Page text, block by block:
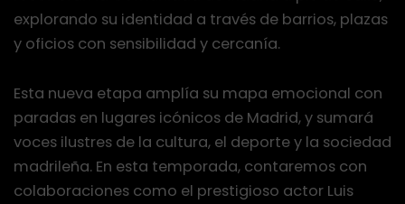
explorando su identidad a través de barrios, plazas
y oficios con sensibilidad y cercanía.
Esta nueva etapa amplía su mapa emocional con
paradas en lugares icónicos de Madrid, y sumará
voces ilustres de la cultura, el deporte y la sociedad
madrileña. En esta temporada, contaremos con
colaboraciones como el prestigioso actor Luis